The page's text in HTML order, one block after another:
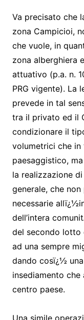
Va precisato che
zona Campicioi,
che vuole, in
zona alberghiera
attuativo (p.a. n.
PRG vigente). La
prevede in tal
tra il privato ed il
condizionare il
volumetrici che in
paesaggistico,
la realizzazione
generale, che
necessarie
dell’intera
del secondo lotto
ad una sempre
dando cosï¿½
insediamento
centro paese.
Una simile